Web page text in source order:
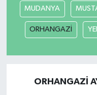
MUDANYA
ORHANGAZİ
ORHANGAZİ